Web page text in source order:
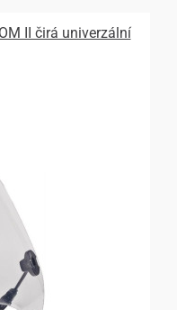
II čirá univerzální